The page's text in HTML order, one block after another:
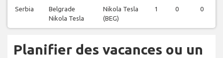
Serbia
Belgrade
Nikola Tesla
Nikola Tesla
(BEG)
1 0 0
Planifier des vacances ou un